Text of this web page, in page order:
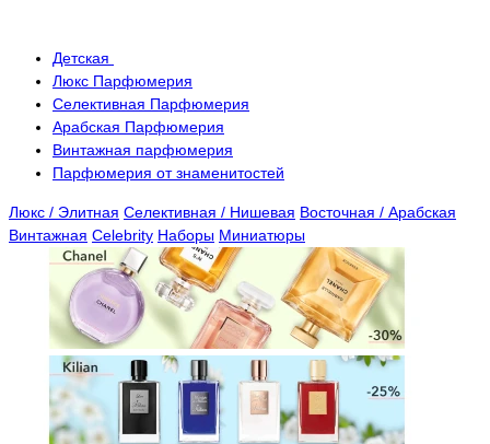
Детская
Люкс Парфюмерия
Селективная Парфюмерия
Арабская Парфюмерия
Винтажная парфюмерия
Парфюмерия от знаменитостей
Люкс / Элитная Селективная / Нишевая Восточная / Арабская
Винтажная Celebrity Наборы Миниатюры